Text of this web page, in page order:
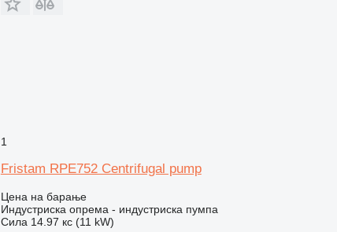
1
Fristam RPE752 Centrifugal pump
Цена на барање
Индустриска опрема - индустриска пумпа
Сила 14.97 кс (11 kW)